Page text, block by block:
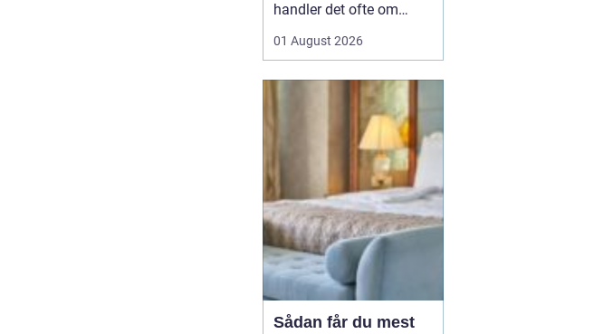
handler det ofte om
hurtig buket. Blomster
livets største øjeblikke,
sige farvel på en værdig
måde eller skabe hygge i
01 August 2026
Sådan får du mest